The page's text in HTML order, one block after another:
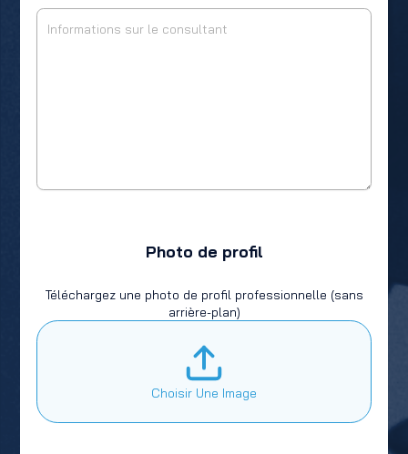
Agricultural Production
Nutrition
Photo de profil
Téléchargez une photo de profil professionnelle (sans
arrière-plan)
Choisir Une Image